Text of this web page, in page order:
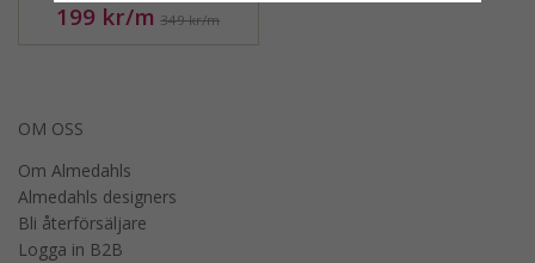
199 kr/m 349 kr/m
OM OSS
Om Almedahls
Almedahls designers
Bli återförsäljare
Logga in B2B